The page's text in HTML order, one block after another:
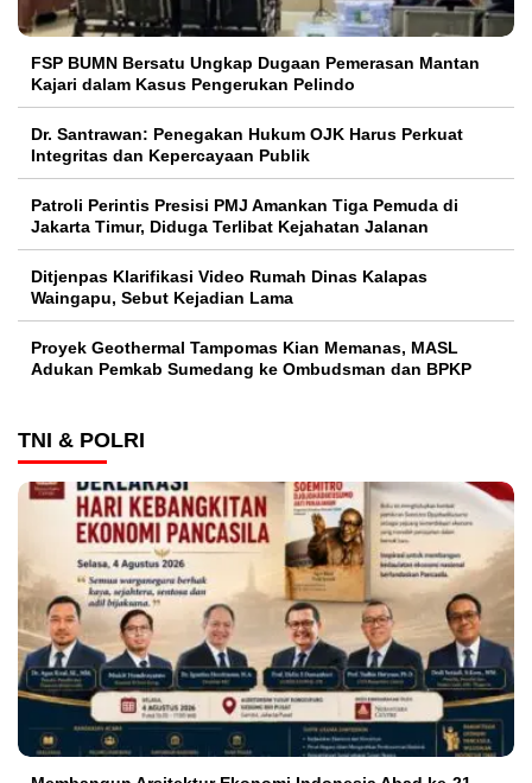
FSP BUMN Bersatu Ungkap Dugaan Pemerasan Mantan
Kajari dalam Kasus Pengerukan Pelindo
Dr. Santrawan: Penegakan Hukum OJK Harus Perkuat
Integritas dan Kepercayaan Publik
Patroli Perintis Presisi PMJ Amankan Tiga Pemuda di
Jakarta Timur, Diduga Terlibat Kejahatan Jalanan
Ditjenpas Klarifikasi Video Rumah Dinas Kalapas
Waingapu, Sebut Kejadian Lama
Proyek Geothermal Tampomas Kian Memanas, MASL
Adukan Pemkab Sumedang ke Ombudsman dan BPKP
TNI & POLRI